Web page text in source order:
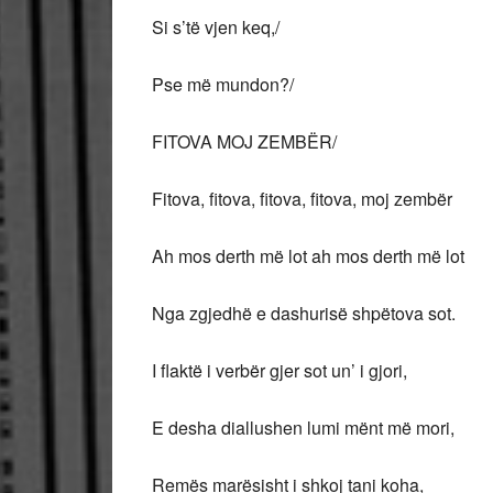
Si s’të vjen keq,/
Pse më mundon?/
FITOVA MOJ ZEMBËR/
Fitova, fitova, fitova, fitova, moj zembër
Ah mos derth më lot ah mos derth më lot
Nga zgjedhë e dashurisë shpëtova sot.
I flaktë i verbër gjer sot un’ i gjori,
E desha diallushen lumi mënt më mori,
Remës marësisht i shkoj tani koha,